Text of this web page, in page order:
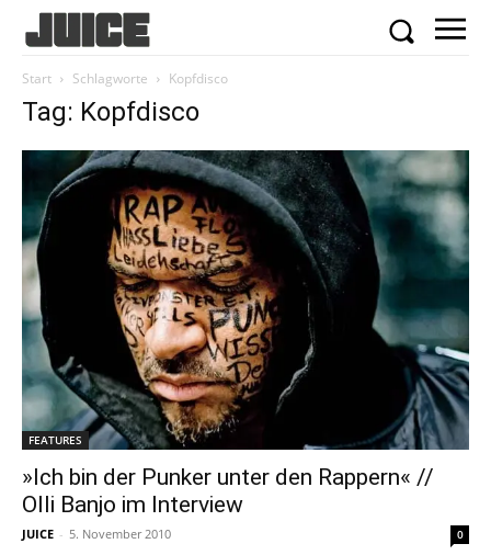
Start Schlagworte Kopfdisco
Tag: Kopfdisco
FEATURES
»Ich bin der Punker unter den Rappern« //
Olli Banjo im Interview
JUICE - 5. November 2010 0